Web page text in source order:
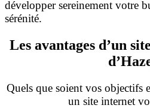
développer sereinement votre
sérénité.
Les avantages d’un
Quels que soient vos objectifs
un site internet